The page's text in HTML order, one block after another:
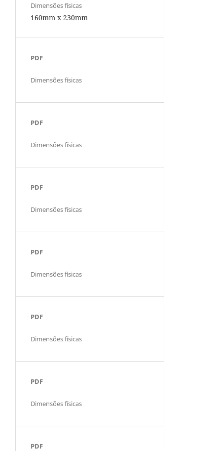
Dimensões físicas
160mm x 230mm
PDF
Dimensões físicas
PDF
Dimensões físicas
PDF
Dimensões físicas
PDF
Dimensões físicas
PDF
Dimensões físicas
PDF
Dimensões físicas
PDF